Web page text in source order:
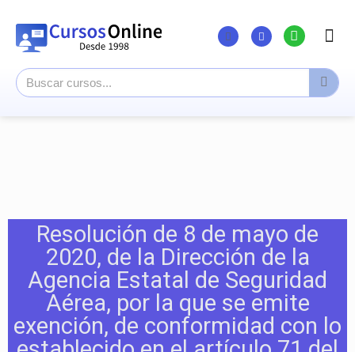
Resolución de 8 de mayo de
2020, de la Dirección de la
Agencia Estatal de Seguridad
Aérea, por la que se emite
exención, de conformidad con lo